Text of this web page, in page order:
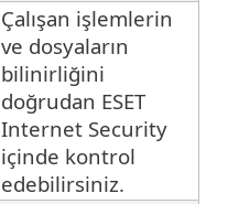
Çalışan işlemlerin
ve dosyaların
bilinirliğini
doğrudan ESET
Internet Security
içinde kontrol
edebilirsiniz.